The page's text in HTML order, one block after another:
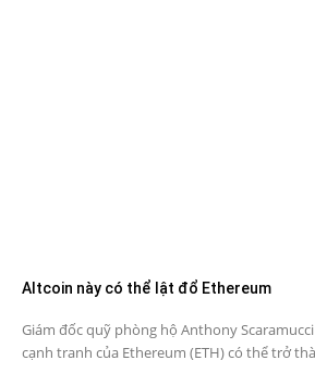
Altcoin này có thể lật đổ Ethereum
Giám đốc quỹ phòng hộ Anthony
cạnh tranh của Ethereum (ETH) có thể trở